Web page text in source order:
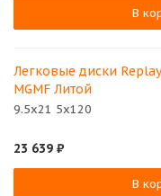
В
Легковые диски
MGMF Литой
9.5x21 5x120
23 639 ₽
В